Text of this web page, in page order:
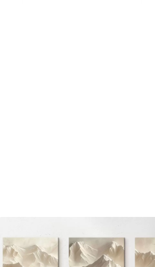
✓ Стійкість до вицвітання
✓ Безпечне чорнило без запаху